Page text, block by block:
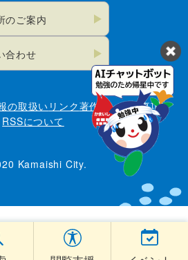
のご案内
合わせ
の取扱い リンク著作権・免責事項
RSSについて
Kamaishi City.